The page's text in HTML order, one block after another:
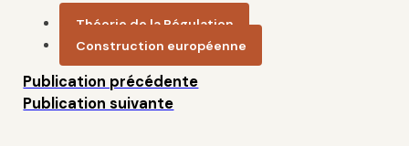
Théorie de la Régulation
Construction européenne
Publication précédente
Publication suivante